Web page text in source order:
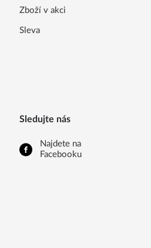
Zboží v akci
Sleva
Sledujte nás
Najdete na
Facebooku